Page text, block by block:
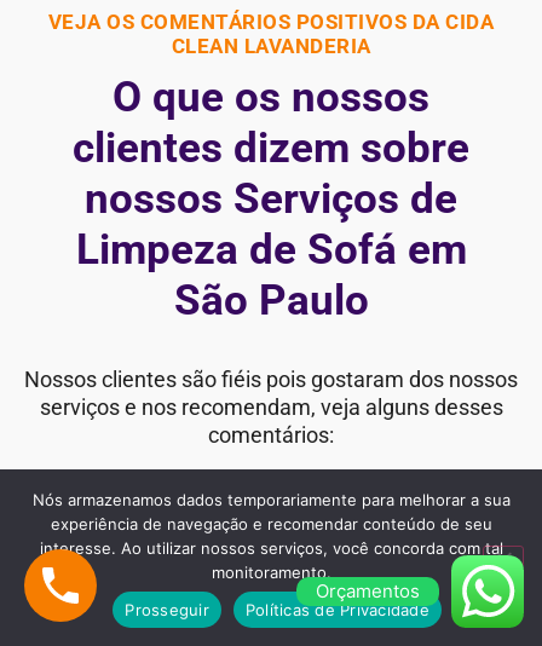
VEJA OS COMENTÁRIOS POSITIVOS DA CIDA
CLEAN LAVANDERIA
O que os nossos
clientes dizem sobre
nossos Serviços de
Limpeza de Sofá em
São Paulo
Nossos clientes são fiéis pois gostaram dos nossos
serviços e nos recomendam, veja alguns desses
comentários:
"Estou extremamente satisfeita com o
serviço de Limpeza da Cida Clean
Lavanderia. Meu sofá estava com manchas
Orçamentos
Nós armazenamos dados temporariamente para melhorar a sua
experiência de navegação e recomendar conteúdo de seu
interesse. Ao utilizar nossos serviços, você concorda com tal
monitoramento.
Prosseguir
Políticas de Privacidade